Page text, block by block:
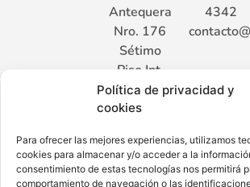
Política de privacidad y
cookies
Para ofrecer las mejores experiencias, utilizamos
cookies para almacenar y/o acceder a la
consentimiento de estas tecnologías nos permitirá
comportamiento de navegación o las
Antequera
Nro. 176
Sétimo
Piso Int.
701, San
Isidro.
Perú
4342